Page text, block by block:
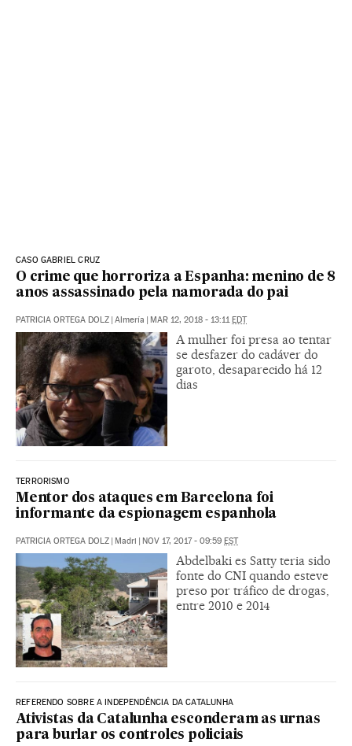
CASO GABRIEL CRUZ
O crime que horroriza a Espanha: menino de 8
anos assassinado pela namorada do pai
PATRICIA ORTEGA DOLZ | Almería | MAR 12, 2018 - 13:11EDT
A mulher foi presa ao tentar
se desfazer do cadáver do
garoto, desaparecido há 12
dias
TERRORISMO
Mentor dos ataques em Barcelona foi
informante da espionagem espanhola
PATRICIA ORTEGA DOLZ | Madri | NOV 17, 2017 - 09:59 EST
Abdelbaki es Satty teria sido
fonte do CNI quando esteve
preso por tráfico de drogas,
entre 2010 e 2014
REFERENDO SOBRE A INDEPENDÊNCIA DA CATALUNHA
Ativistas da Catalunha esconderam as urnas
para burlar os controles policiais